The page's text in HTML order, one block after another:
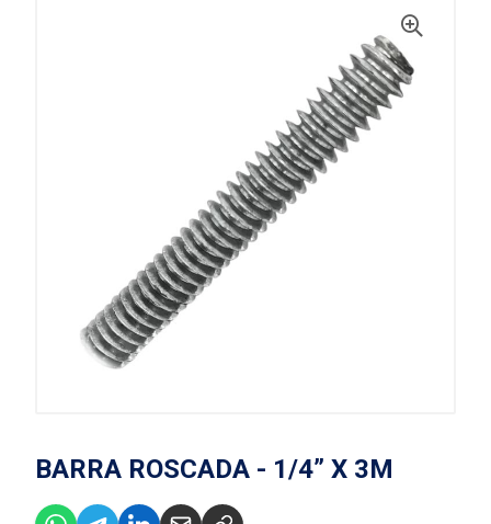
BARRA ROSCADA - 1/4” X 3M